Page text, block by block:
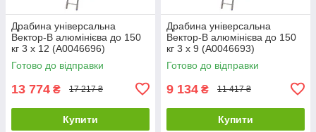
Драбина універсальна
Вектор-В алюмінієва до 150
кг 3 х 12 (А0046696)
Готово до відправки
13 774 ₴ 17 217 ₴
Купити
Драбина універсальна
Вектор-В алюмінієва до 150
кг 3 х 9 (А0046693)
Готово до відправки
9 134 ₴ 11 417 ₴
Купити